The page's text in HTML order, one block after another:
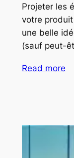
Projeter les
votre
une belle
(sauf peut-
Read more